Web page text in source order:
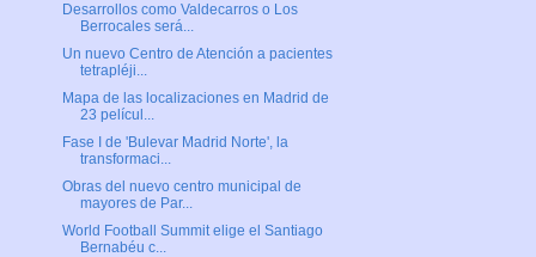
Desarrollos como Valdecarros o Los
Berrocales será...
Un nuevo Centro de Atención a pacientes
tetrapléji...
Mapa de las localizaciones en Madrid de
23 películ...
Fase I de 'Bulevar Madrid Norte', la
transformaci...
Obras del nuevo centro municipal de
mayores de Par...
World Football Summit elige el Santiago
Bernabéu c...